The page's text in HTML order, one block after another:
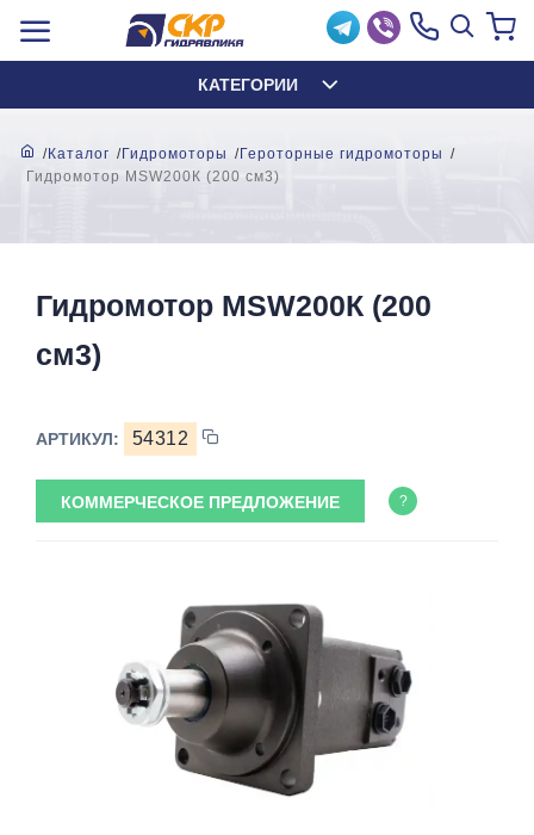
КАТЕГОРИИ
Каталог Гидромоторы
Героторные гидромоторы
Гидромотор MSW200К (200 см3)
Гидромотор MSW200К (200
см3)
АРТИКУЛ: 54312
КОММЕРЧЕСКОЕ ПРЕДЛОЖЕНИЕ ?